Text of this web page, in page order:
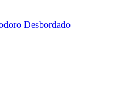
Desbordado